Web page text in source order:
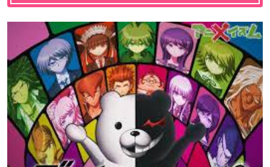
小清水亜美 高山みなみ
声優：茅野愛衣 声優：花澤香菜 声優：安元洋貴
ソニア・ネヴァーマ
インド
声優：荒川美穂
声優：福山潤
辺古山ペコ
声優：三石琴乃